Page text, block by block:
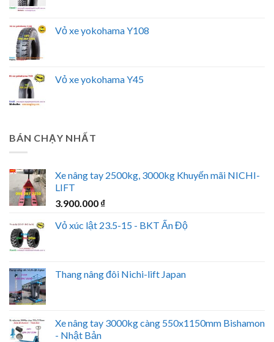
Vỏ xe yokohama Y108
Vỏ xe yokohama Y45
BÁN CHẠY NHẤT
Xe nâng tay 2500kg, 3000kg Khuyến mãi NICHI-
LIFT
3.900.000 ₫
Vỏ xúc lật 23.5-15 - BKT Ấn Độ
Thang nâng đôi Nichi-lift Japan
Xe nâng tay 3000kg càng 550x1150mm Bishamon
- Nhật Bản